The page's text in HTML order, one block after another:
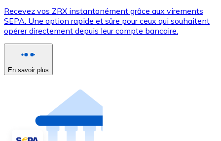
Recevez vos ZRX instantanément grâce aux virements
SEPA. Une option rapide et sûre pour ceux qui souhaitent
opérer directement depuis leur compte bancaire.
En savoir plus